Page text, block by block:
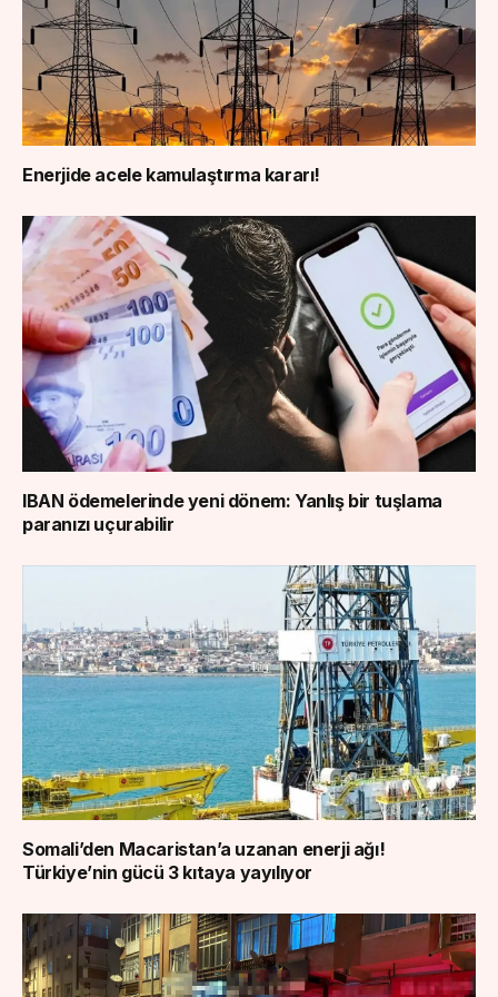
Enerjide acele kamulaştırma kararı!
IBAN ödemelerinde yeni dönem: Yanlış bir tuşlama
paranızı uçurabilir
Somali’den Macaristan’a uzanan enerji ağı!
Türkiye’nin gücü 3 kıtaya yayılıyor